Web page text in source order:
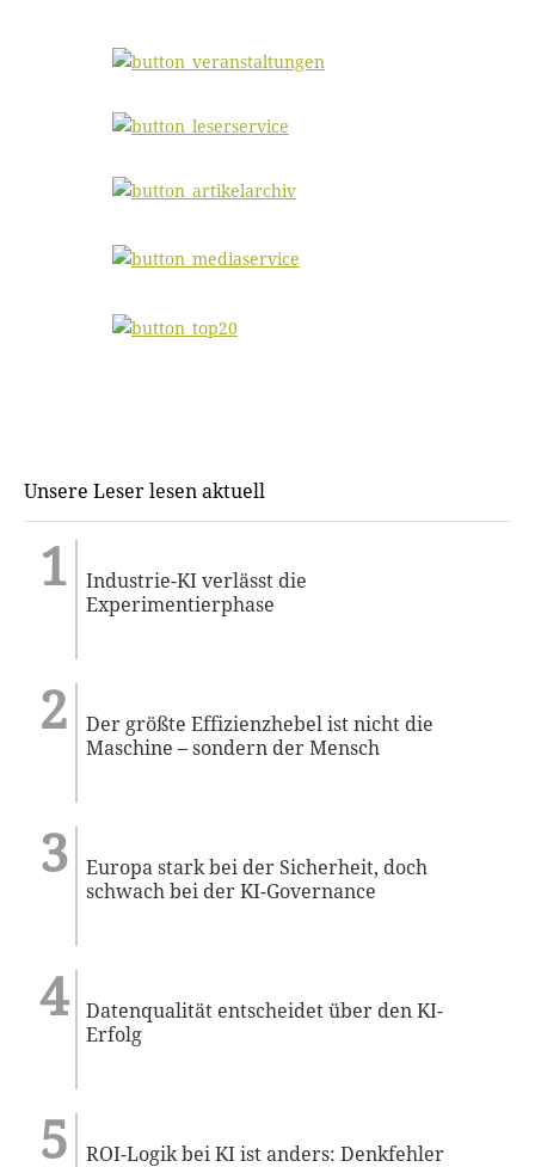
Unsere Leser lesen aktuell
Industrie-KI verlässt die
Experimentierphase
Der größte Effizienzhebel ist nicht die
Maschine – sondern der Mensch
Europa stark bei der Sicherheit, doch
schwach bei der KI-Governance
Datenqualität entscheidet über den KI-
Erfolg
ROI-Logik bei KI ist anders: Denkfehler